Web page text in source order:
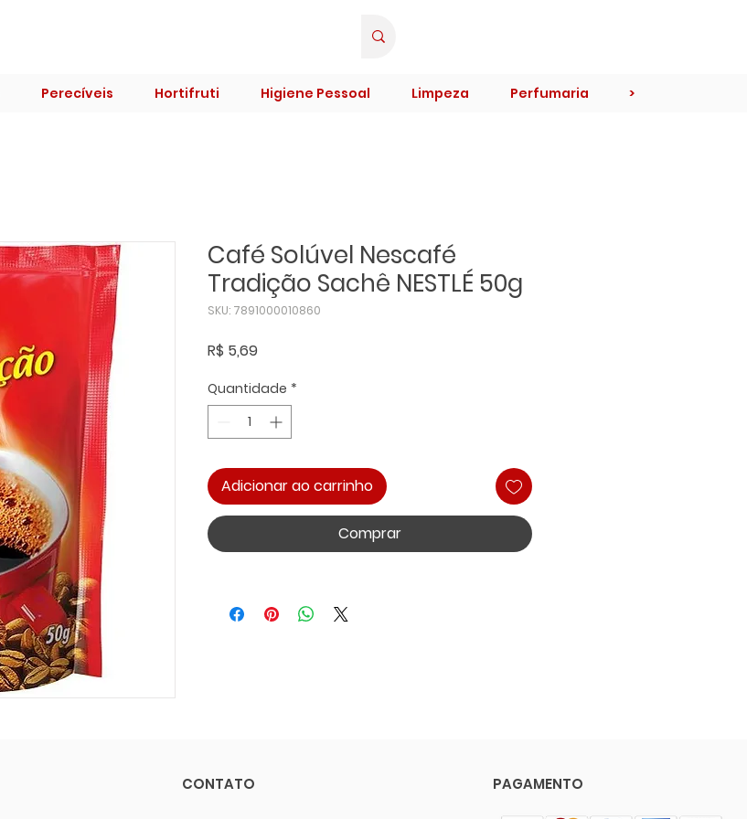
Perecíveis Hortifruti Higiene Pessoal Limpeza Perfumaria >
Café Solúvel Nescafé
Tradição Sachê NESTLÉ 50g
SKU: 7891000010860
R$ 5,69Preço
Quantidade *
Adicionar ao carrinho
Comprar
CONTATO PAGAMENTO